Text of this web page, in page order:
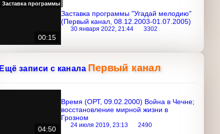
00:15
Заставка программы "Угадай
мелодию" (Первый канал, 08.12.2003-
01.07.2005)
30 января 2022, 21:44
Заставка программы
Ещё записи с каналаПервый канал
04:50
Время (ОРТ, 09.02.2000) Война в
Чечне; восстановление мирной жизни
в Грозном
24 июля 2019, 23:13 2490